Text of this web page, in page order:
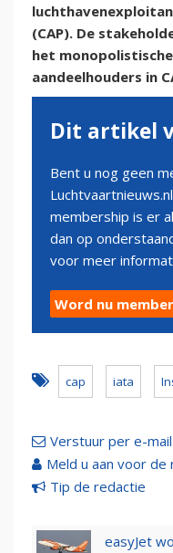
(CAP). De
het
aandeelhouders in
Dit artikel
Bent u nog geen
membership is er
dan op
voor meer
Word nu member
cap iata
Verstuur per e-mail
Meld u aan voor de
Tip de redactie
easyJet